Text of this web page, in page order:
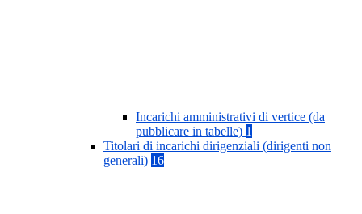
Incarichi amministrativi di vertice (da
pubblicare in tabelle) 1
Titolari di incarichi dirigenziali (dirigenti non
generali) 16